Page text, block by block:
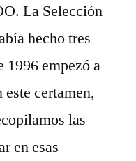
La Selección
hecho tres
1996 empezó a
certamen,
las
en esas